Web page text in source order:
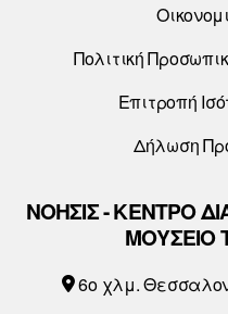
Πολιτική
Επιτροπή
Δήλωση
ΝΟΗΣΙΣ - ΚΕΝΤΡΟ
ΜΟΥΣΕΙΟ
6o χλμ.